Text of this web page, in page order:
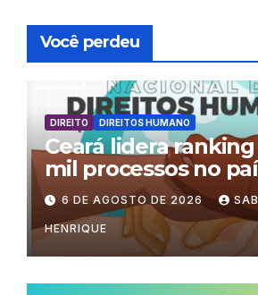
Você perdeu
DIREITO DIREITOS HUMANO
Ceará lidera
mil processos no
6 DE AGOSTO DE 2026
HENRIQUE